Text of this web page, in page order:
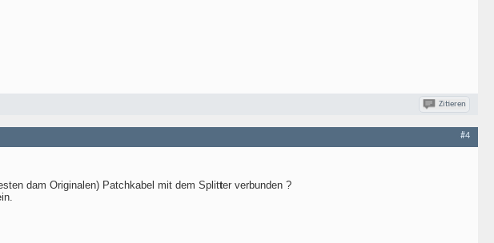
Zitieren
#4
dam Originalen) Patchkabel mit dem Splitter verbunden ?